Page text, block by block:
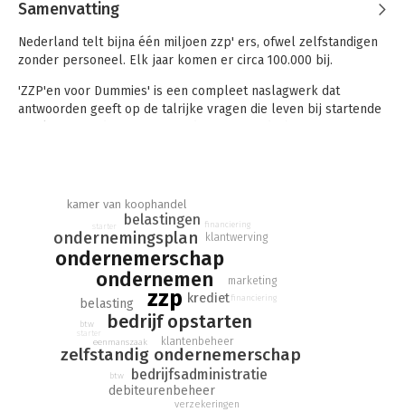
Samenvatting
Nederland telt bijna één miljoen zzp' ers, ofwel zelfstandigen
zonder personeel. Elk jaar komen er circa 100.000 bij.
'ZZP'en voor Dummies' is een compleet naslagwerk dat
antwoorden geeft op de talrijke vragen die leven bij startende
de dagelijkse praktijk van de zzp' er geen geheimen meer voor
zzp
ondernemen
bedrijf opstarten
ondernemerschap
zelfstandig ondernemerschap
ondernemingsplan
belastingen
bedrijfsadministratie
debiteurenbeheer
krediet
belasting
kamer van koophandel
klantwerving
marketing
klantenbeheer
verzekeringen
eenmanszaak
btw
financiering
starter
btw
financiering
starter